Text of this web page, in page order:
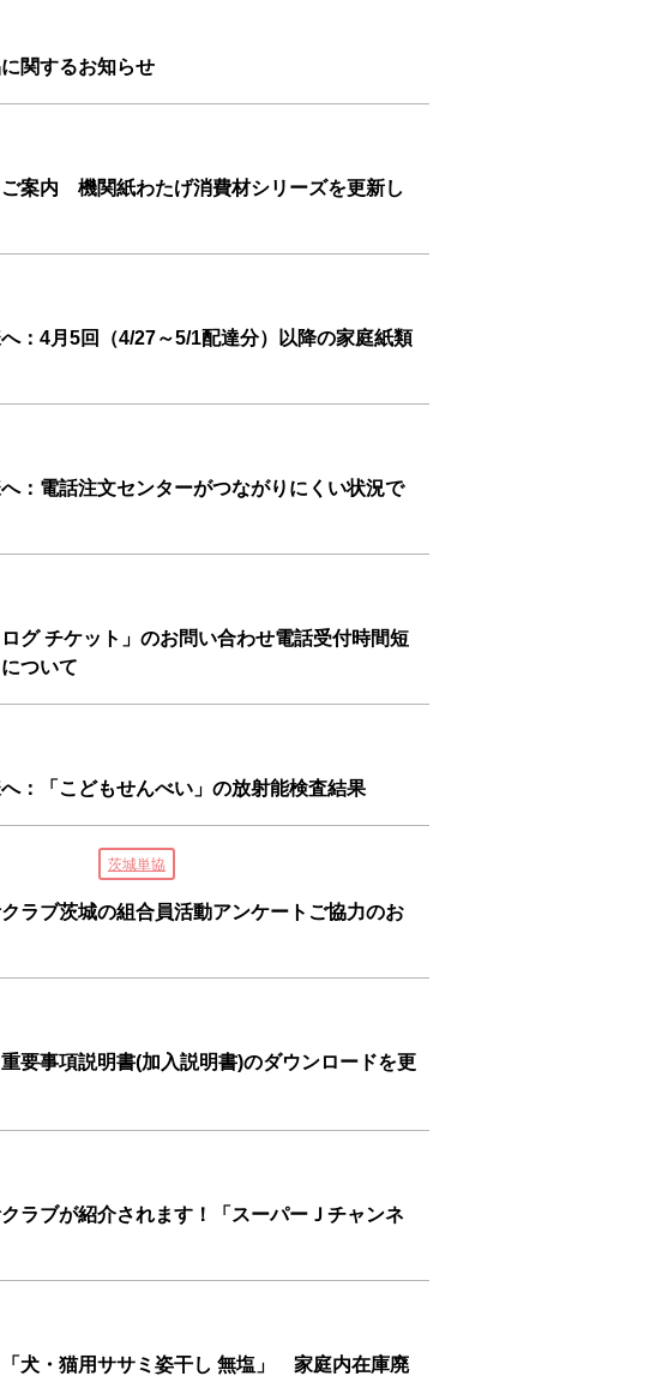
関するお知らせ
案内 機関紙わたげ消費材シリーズを更新し
：4月5回（4/27～5/1配達分）以降の家庭紙類
：電話注文センターがつながりにくい状況で
ログ チケット」のお問い合わせ電話受付時間短
ついて
：「こどもせんべい」の放射能検査結果
茨城単協
ラブ茨城の組合員活動アンケートご協力のお
要事項説明書(加入説明書)のダウンロードを更
ラブが紹介されます！「スーパーＪチャンネ
犬・猫用ササミ姿干し 無塩」 家庭内在庫廃